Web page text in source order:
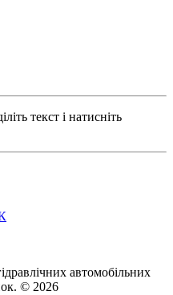
текст і натисніть
автомобільних
© 2026